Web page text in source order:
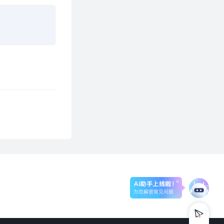
Ai助手上线啦！
为您解答常见问题